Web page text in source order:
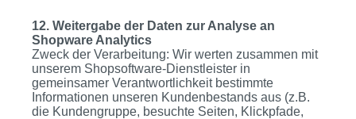
12. Weitergabe der Daten zur Analyse an
Shopware Analytics
Zweck der Verarbeitung: Wir werten zusammen mit
unserem Shopsoftware-Dienstleister in
gemeinsamer Verantwortlichkeit bestimmte
Informationen unseren Kundenbestands aus (z.B.
die Kundengruppe, besuchte Seiten, Klickpfade,